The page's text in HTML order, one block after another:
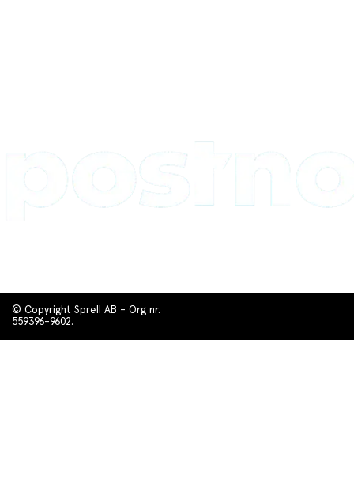
© Copyright Sprell AB - Org nr.
559396-9602.